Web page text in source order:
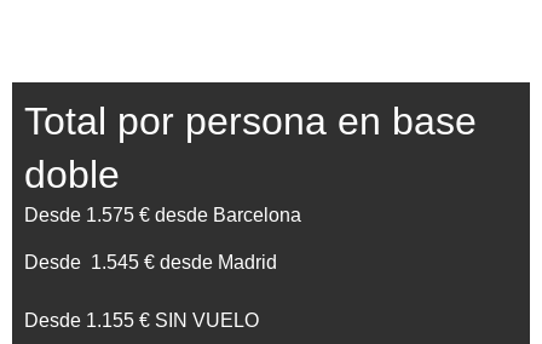
Total por persona en base
doble
Desde 1.575 € desde Barcelona
Desde 1.545 € desde Madrid
Desde 1.155 € SIN VUELO